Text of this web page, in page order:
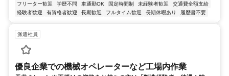
フリーター歓迎 学歴不問 車通勤OK 固定時間制 未経験者歓迎
交通費全額支給
経験者歓迎
有資格者歓迎 長期歓迎 フルタイム歓迎 長期休暇あり 履歴書不要
派遣社員
優良企業での機械オペレーターなど工場内作業